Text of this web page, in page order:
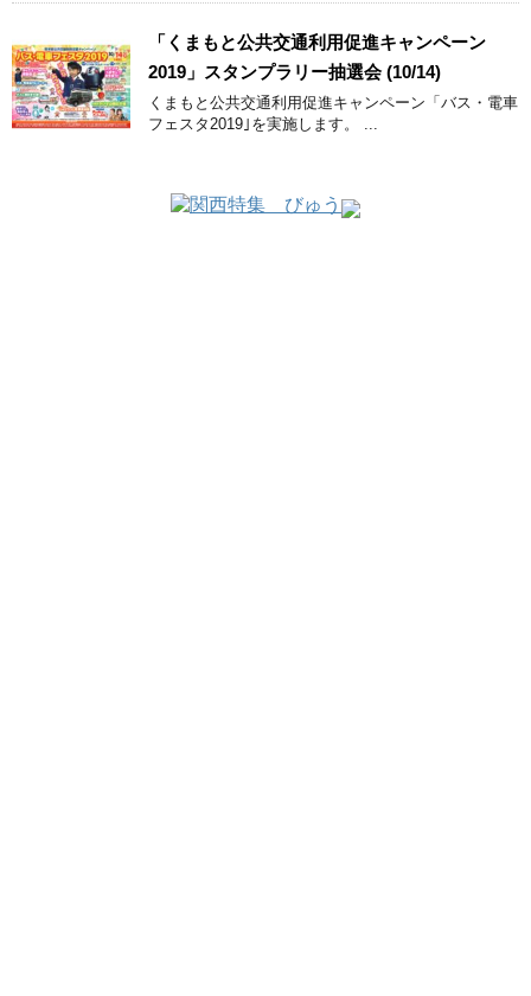
「くまもと公共交通利用促進キャンペーン
2019」スタンプラリー抽選会 (10/14)
くまもと公共交通利用促進キャンペーン「バス・電車
フェスタ2019｣を実施します。 ...